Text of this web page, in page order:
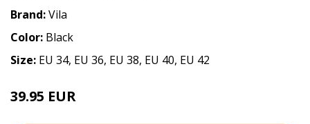
Brand:Vila
Color: Black
Size: EU 34, EU 36, EU 38, EU 40, EU 42
39.95 EUR